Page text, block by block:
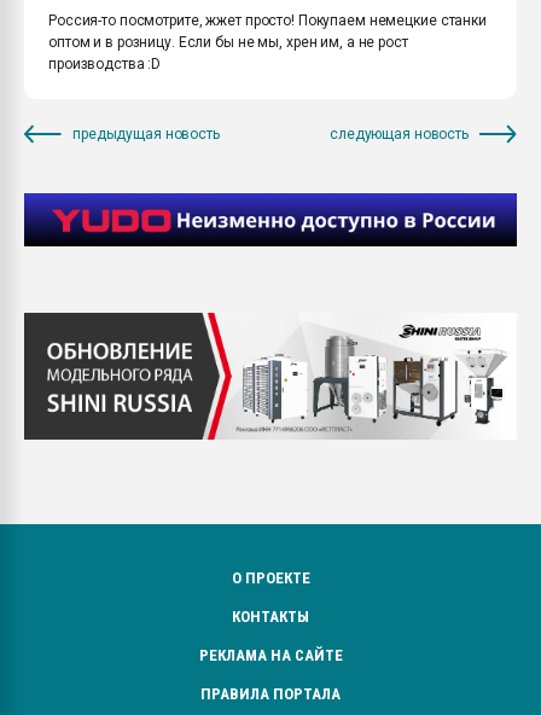
Россия-то посмотрите, жжет просто! Покупаем немецкие станки
оптом и в розницу. Если бы не мы, хрен им, а не рост
производства :D
предыдущая новость следующая новость
О ПРОЕКТЕ
КОНТАКТЫ
РЕКЛАМА НА САЙТЕ
ПРАВИЛА ПОРТАЛА